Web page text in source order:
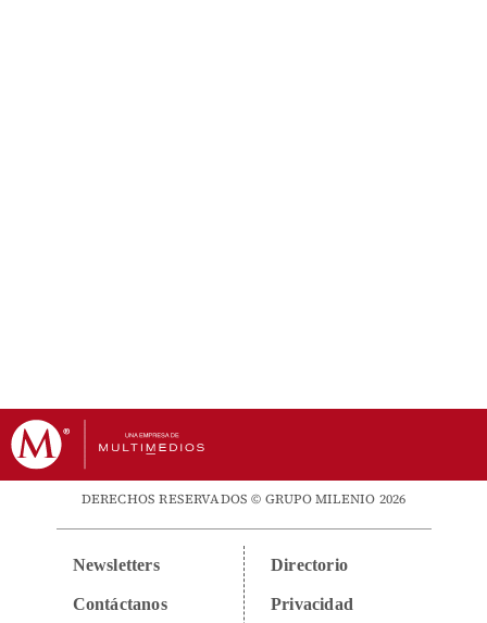
DERECHOS RESERVADOS © GRUPO MILENIO 2026
Newsletters
Contáctanos
Directorio
Privacidad